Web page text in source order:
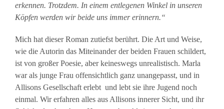
erkennen. Trotzdem. In einem entlegenen Winkel in unseren
Köpfen werden wir beide uns immer erinnern.“
Mich hat dieser Roman zutiefst berührt. Die Art und Weise,
wie die Autorin das Miteinander der beiden Frauen schildert,
ist von großer Poesie, aber keineswegs unrealistisch. Marla
war als junge Frau offensichtlich ganz unangepasst, und in
Allisons Gesellschaft erlebt und lebt sie ihre Jugend noch
einmal. Wir erfahren alles aus Allisons innerer Sicht, und ihr